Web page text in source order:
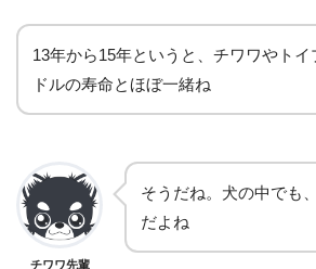
13年から15年というと、チワワやトイ
ドルの寿命とほぼ一緒ね
チワワ先輩
そうだね。犬の中でも
だよね